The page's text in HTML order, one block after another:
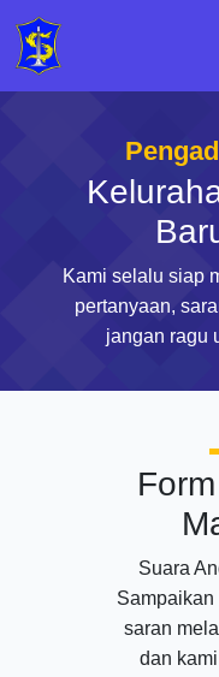
Kami selalu siap
pertanyaan,
jangan ragu
Suara
Sampaikan
saran
dan